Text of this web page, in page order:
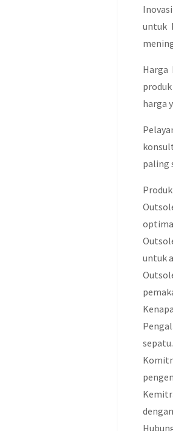
untuk
Harga
harga
paling
untuk
sepatu.